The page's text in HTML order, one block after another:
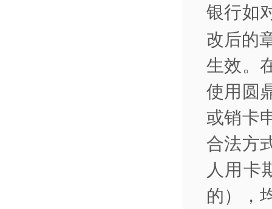
银行如
改后的
生效。
使用圆
或销卡
合法方
人用卡
的），